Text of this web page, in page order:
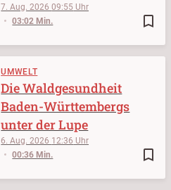
bookmark_border
7. Aug. 202609:55
03:02 Min.
UMWELT
bookmark_border
6. Aug. 2026 12:36
00:36 Min.
Die Waldgesundheit
Baden-Württembergs
unter der Lupe